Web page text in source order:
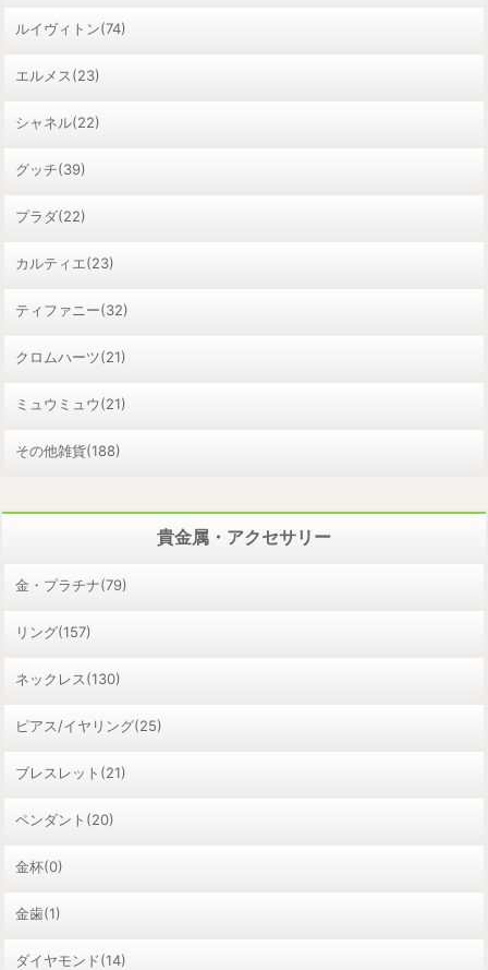
ルイヴィトン(74)
エルメス(23)
シャネル(22)
グッチ(39)
プラダ(22)
カルティエ(23)
ティファニー(32)
クロムハーツ(21)
ミュウミュウ(21)
その他雑貨(188)
貴金属・アクセサリー
金・プラチナ(79)
リング(157)
ネックレス(130)
ピアス/イヤリング(25)
ブレスレット(21)
ペンダント(20)
金杯(0)
金歯(1)
ダイヤモンド(14)